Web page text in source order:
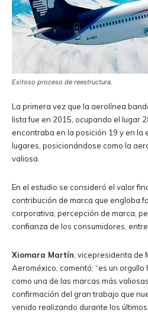
Exitoso proceso de reestructura.
La primera vez que la aerolínea
lista fue en 2015, ocupando el lugar
encontraba en la posición 19 y en la
lugares, posicionándose como la
valiosa.
En el estudio se consideró el valor
contribución de marca que engloba
corporativa, percepción de marca,
confianza de los consumidores, entre
Xiomara Martín , vicepresidenta de
Aeroméxico, comentó: “es un
como una de las marcas más
confirmación del gran trabajo que
venido realizando durante los últimos